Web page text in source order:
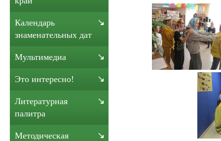
Календарь
знаменательных дат
Мультимедиа
Это интересно!
Литературная
палитра
Методическая